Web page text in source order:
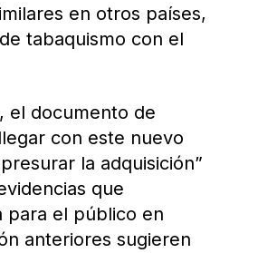
en otros países,
tabaquismo con el
el documento de
con este nuevo
la adquisición”
que
para el público en
anteriores sugieren